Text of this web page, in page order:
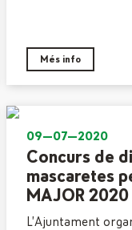
Més info
09—07—2020
Concurs de
mascaretes
MAJOR 2020
L’Ajuntament